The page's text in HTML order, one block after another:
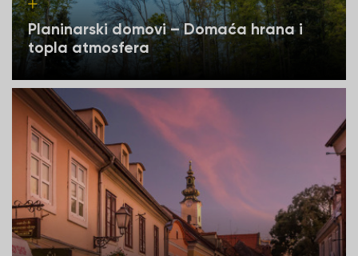
Planinarski domovi – Domaća hrana i
topla atmosfera